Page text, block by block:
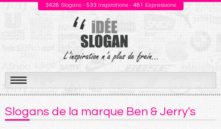
3428 Slogans - 533 Inspirations - 481 Expressions
Aller
au
contenu
Slogans de la marque Ben & Jerry's